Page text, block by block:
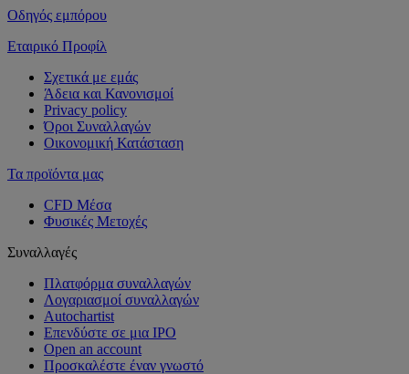
Οδηγός εμπόρου
Εταιρικό Προφίλ
Σχετικά με εμάς
Άδεια και Κανονισμοί
Privacy policy
Όροι Συναλλαγών
Οικονομική Κατάσταση
Τα προϊόντα μας
CFD Μέσα
Φυσικές Μετοχές
Συναλλαγές
Πλατφόρμα συναλλαγών
Λογαριασμοί συναλλαγών
Autochartist
Επενδύστε σε μια IPO
Open an account
Προσκαλέστε έναν γνωστό